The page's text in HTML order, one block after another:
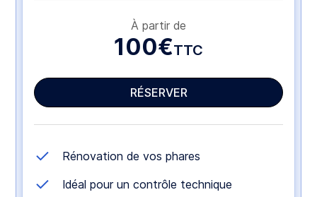
À partir de
100€TTC
RÉSERVER
Rénovation de vos phares
Idéal pour un contrôle technique